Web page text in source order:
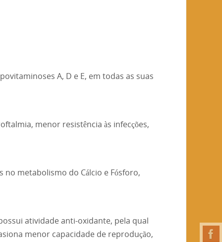
A, D e E, em todas as suas
menor resistência às infecções,
no metabolismo do Cálcio e Fósforo,
atividade anti-oxidante, pela qual
menor capacidade de reprodução,